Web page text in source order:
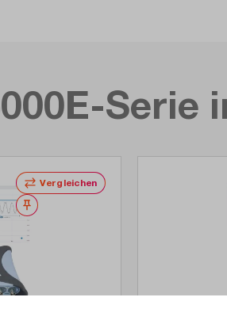
Serie
Vergleichen
Merken